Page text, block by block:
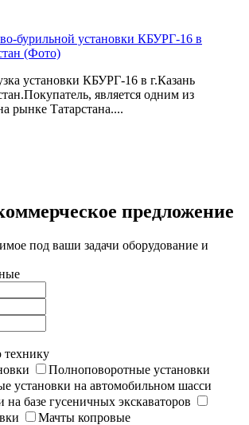
бурильной установки КБУРГ-16 в
(Фото)
установки КБУРГ-16 в г.Казань
является одним из
рынке Татарстана....
предложение
под ваши задачи оборудование и
Полноповоротные установки
установки на автомобильном шасси
на базе гусеничных экскаваторов
Мачты копровые